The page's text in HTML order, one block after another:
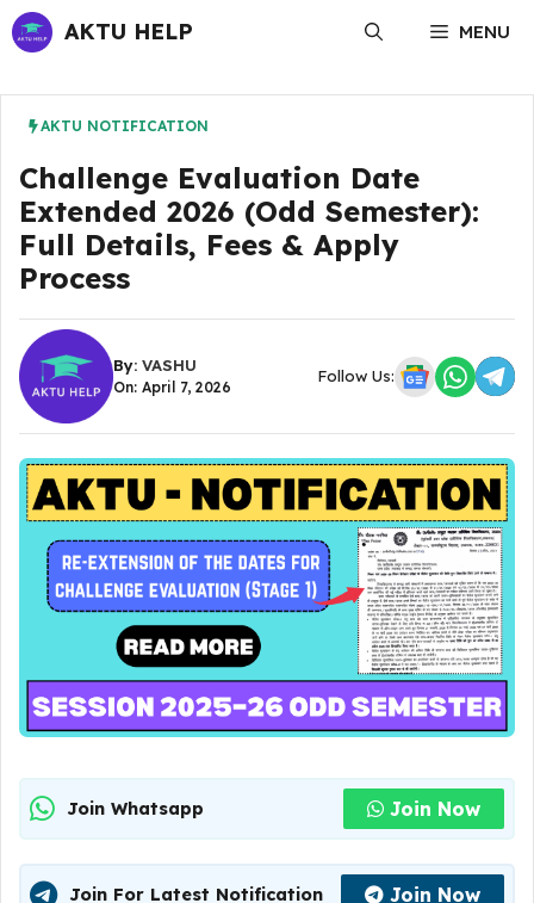
Skip
to
AKTU HELP MENU
AKTU NOTIFICATION
Challenge Evaluation Date
Extended 2026 (Odd Semester):
Full Details, Fees & Apply
Process
By: VASHU
On: April 7, 2026
Follow Us:
Join Whatsapp Join Now
Join For Latest Notification Join Now